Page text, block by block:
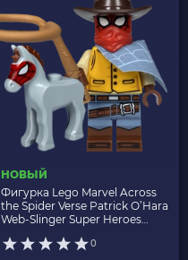
НОВЫЙ
Фигурка Lego Marvel Across
the Spider Verse Patrick O’Hara
Web-Slinger Super Heroes
82445pb05 Новый
0